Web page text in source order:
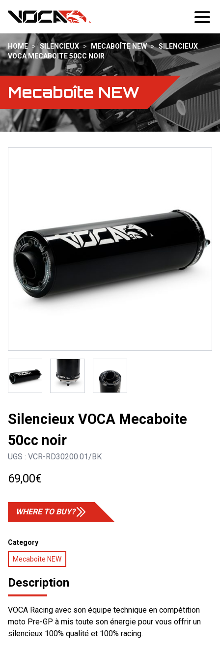
HOME > SILENCIEUX > MECABOÎTE NEW > SILENCIEUX
VOCA MECABOITE 50CC NOIR
Mecaboîte NEW
Silencieux VOCA Mecaboite
50cc noir
UGS : VCR-RD30200.01/BK
69,00€
WHERE TO BUY?
Category
Mecaboîte NEW
Description
VOCA Racing avec son équipe technique en compétition
moto Pre-GP à mis toute son énergie pour vous offrir un
silencieux 100% qualité et 100% racing.